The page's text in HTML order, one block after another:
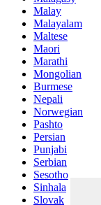
Malay
Malayalam
Maltese
Maori
Marathi
Mongolian
Burmese
Nepali
Norwegian
Pashto
Persian
Punjabi
Serbian
Sesotho
Sinhala
Slovak